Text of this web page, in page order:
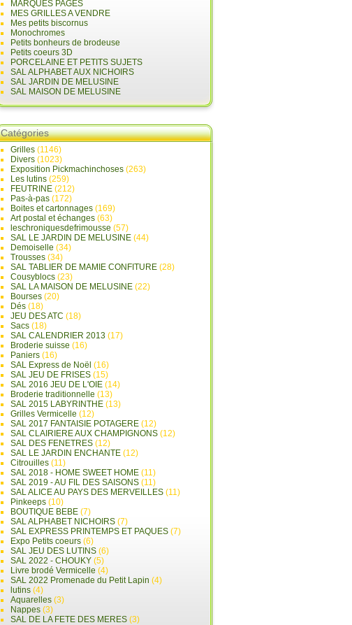
MARQUES PAGES
MES GRILLES A VENDRE
Mes petits biscornus
Monochromes
Petits bonheurs de brodeuse
Petits coeurs 3D
PORCELAINE ET PETITS SUJETS
SAL ALPHABET AUX NICHOIRS
SAL JARDIN DE MELUSINE
SAL MAISON DE MELUSINE
Catégories
Grilles (1146)
Divers (1023)
Exposition Pickmachinchoses (263)
Les lutins (259)
FEUTRINE (212)
Pas-à-pas (172)
Boites et cartonnages (169)
Art postal et échanges (63)
leschroniquesdefrimousse (57)
SAL LE JARDIN DE MELUSINE (44)
Demoiselle (34)
Trousses (34)
SAL TABLIER DE MAMIE CONFITURE (28)
Cousyblocs (23)
SAL LA MAISON DE MELUSINE (22)
Bourses (20)
Dés (18)
JEU DES ATC (18)
Sacs (18)
SAL CALENDRIER 2013 (17)
Broderie suisse (16)
Paniers (16)
SAL Express de Noël (16)
SAL JEU DE FRISES (15)
SAL 2016 JEU DE L'OIE (14)
Broderie traditionnelle (13)
SAL 2015 LABYRINTHE (13)
Grilles Vermicelle (12)
SAL 2017 FANTAISIE POTAGERE (12)
SAL CLAIRIERE AUX CHAMPIGNONS (12)
SAL DES FENETRES (12)
SAL LE JARDIN ENCHANTE (12)
Citrouilles (11)
SAL 2018 - HOME SWEET HOME (11)
SAL 2019 - AU FIL DES SAISONS (11)
SAL ALICE AU PAYS DES MERVEILLES (11)
Pinkeeps (10)
BOUTIQUE BEBE (7)
SAL ALPHABET NICHOIRS (7)
SAL EXPRESS PRINTEMPS ET PAQUES (7)
Expo Petits coeurs (6)
SAL JEU DES LUTINS (6)
SAL 2022 - CHOUKY (5)
Livre brodé Vermicelle (4)
SAL 2022 Promenade du Petit Lapin (4)
lutins (4)
Aquarelles (3)
Nappes (3)
SAL DE LA FETE DES MERES (3)